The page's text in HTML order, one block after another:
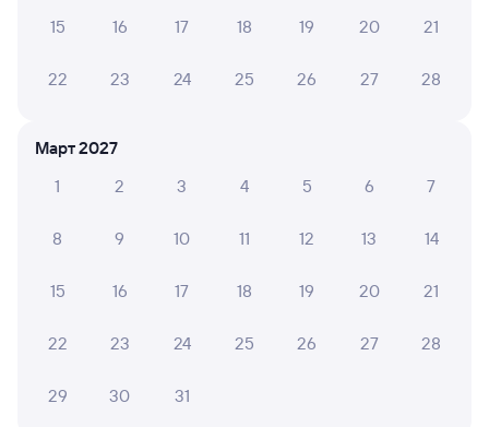
15 16 17 18 19 20 21
22 23 24 25 26 27 28
Март 2027
1
2 3 4 5 6 7
8 9 10 11 12 13 14
15 16 17 18 19 20 21
22 23 24 25 26 27 28
29 30 31